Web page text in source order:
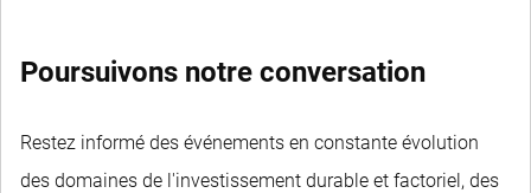
Poursuivons notre conversation
Restez informé des événements en constante évolution
des domaines de l'investissement durable et factoriel, des